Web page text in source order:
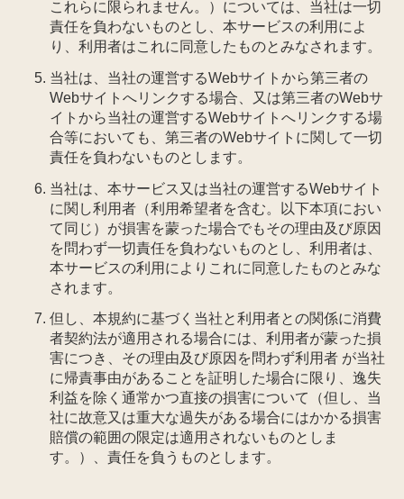
これらに限られません。）については、当社は一切
責任を負わないものとし、本サービスの利用によ
り、利用者はこれに同意したものとみなされます。
当社は、当社の運営するWebサイトから第三者の
Webサイトへリンクする場合、又は第三者のWebサ
イトから当社の運営するWebサイトへリンクする場
合等においても、第三者のWebサイトに関して一切
責任を負わないものとします。
当社は、本サービス又は当社の運営するWebサイト
に関し利用者（利用希望者を含む。以下本項におい
て同じ）が損害を蒙った場合でもその理由及び原因
を問わず一切責任を負わないものとし、利用者は、
本サービスの利用によりこれに同意したものとみな
されます。
但し、本規約に基づく当社と利用者との関係に消費
者契約法が適用される場合には、利用者が蒙った損
害につき、その理由及び原因を問わず利用者 が当社
に帰責事由があることを証明した場合に限り、逸失
利益を除く通常かつ直接の損害について（但し、当
社に故意又は重大な過失がある場合にはかかる損害
賠償の範囲の限定は適用されないものとしま
す。）、責任を負うものとします。